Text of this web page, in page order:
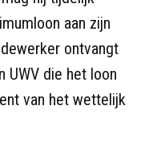
aan zijn
ontvangt
UWV die het loon
van het wettelijk